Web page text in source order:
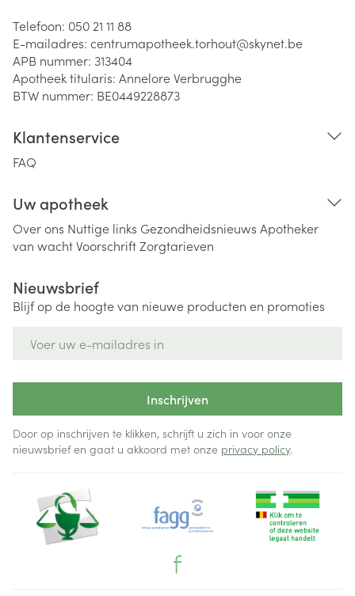
Telefoon: 050 21 11 88
E-mailadres: centrumapotheek.torhout@skynet.be
APB nummer: 313404
Apotheek titularis: Annelore Verbrugghe
BTW nummer: BE0449228873
Klantenservice
FAQ
Uw apotheek
Over ons Nuttige links Gezondheidsnieuws Apotheker
van wachtVoorschriftZorgtarieven
Nieuwsbrief
Blijf op de hoogte van nieuwe producten en promoties
Inschrijven
Door op inschrijven te klikken, schrijft u zich in voor onze
nieuwsbrief en gaat u akkoord met onze privacy policy.